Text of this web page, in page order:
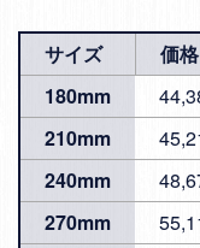
サイズ
価
180mm
210mm
240mm
270mm